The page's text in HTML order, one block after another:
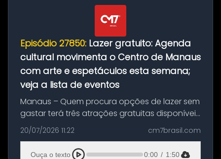
Episódio 27850: Lazer gratuito: Agenda
cultural movimenta o Centro de Manaus
com arte e espetáculos esta semana;
veja a lista de eventos
Manaus – Quem procura opções de lazer sem
gastar terá três atrações gratuitas disponíveis
entre esta segunda-feira (20) e quinta-feira
(23). A programação inclui uma exposição
dedicada à história das ...
20/07/2026 11:22 cm7brasil.com
Ouça o texto 0:00 / 1:50